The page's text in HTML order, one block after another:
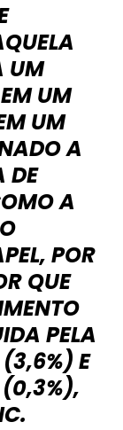
UM
UM
UM
A
DE
A
POR
QUE
PELA
E
(0,3%),